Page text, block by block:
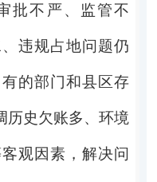
批不严、监管不
违规占地问题仍
的部门和县区存
历史欠账多、环境
观因素，解决问